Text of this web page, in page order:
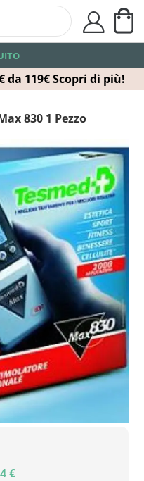
da 119€ Scopri di più!
user
830 1 Pezzo
€